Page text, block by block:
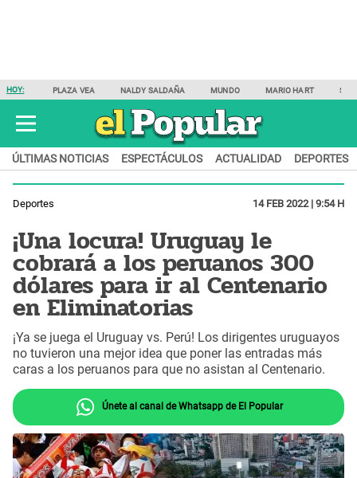
HOY: PLAZA VEA NALDY SALDAÑA MUNDO MARIO HART
ÚLTIMAS NOTICIAS ESPECTÁCULOS ACTUALIDAD DEPORTES
Deportes 14 FEB 2022 | 9:54 H
¡Una locura! Uruguay le
cobrará a los peruanos 300
dólares para ir al Centenario
en Eliminatorias
¡Ya se juega el Uruguay vs. Perú! Los dirigentes uruguayos
no tuvieron una mejor idea que poner las entradas más
caras a los peruanos para que no asistan al Centenario.
Únete al canal de Whatsapp de El Popular